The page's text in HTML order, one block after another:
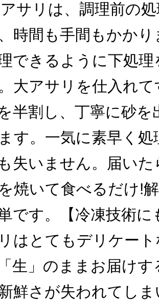
サリは、調理前の
時間も手間もかか
できるように下処
大アサリを仕入れ
半割し、丁寧に砂
す。一気に素早く
失いません。届い
焼いて食べるだけ!
です。【冷凍技術
はとてもデリケー
生」のままお届け
鮮さが失われてし